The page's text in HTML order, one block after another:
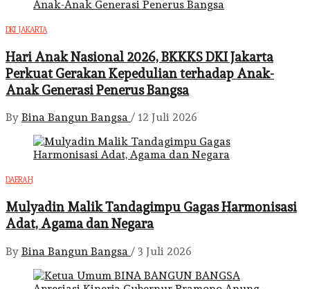
DKI JAKARTA
Hari Anak Nasional 2026, BKKKS DKI Jakarta
Perkuat Gerakan Kepedulian terhadap Anak-
Anak Generasi Penerus Bangsa
By Bina Bangun Bangsa / 12 Juli 2026
DAERAH
Mulyadin Malik Tandagimpu Gagas Harmonisasi
Adat, Agama dan Negara
By Bina Bangun Bangsa / 3 Juli 2026